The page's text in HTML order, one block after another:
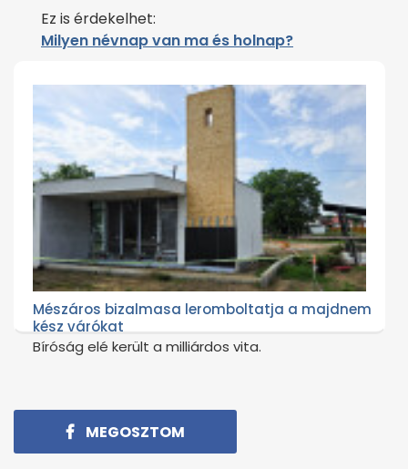
Ez is érdekelhet:
Milyen névnap van ma és holnap?
Mészáros bizalmasa leromboltatja a majdnem
kész várókat
Bíróság elé került a milliárdos vita.
MEGOSZTOM